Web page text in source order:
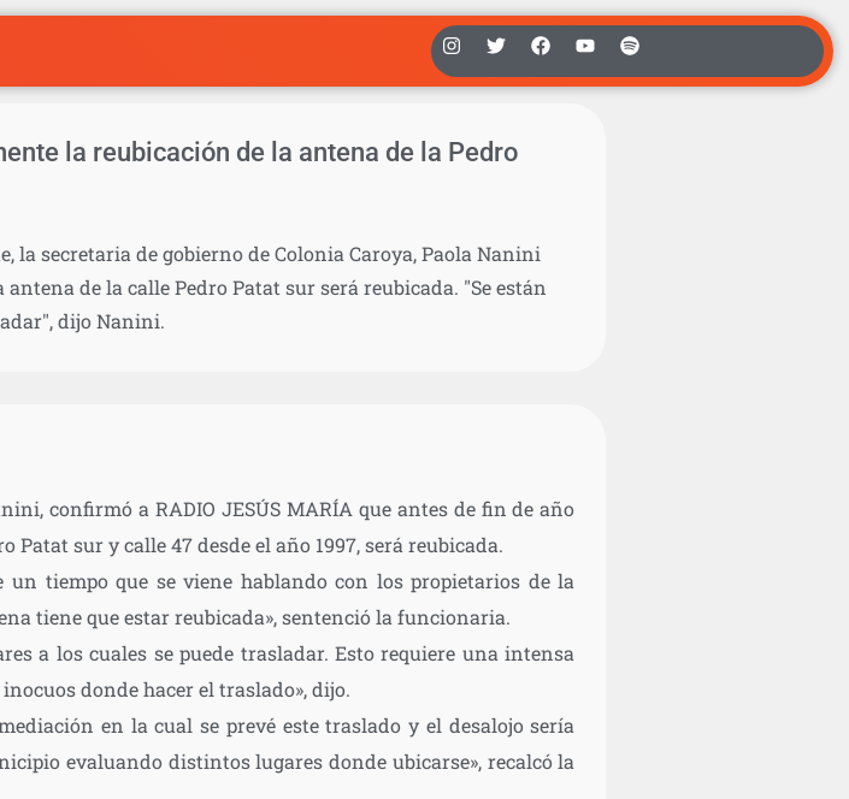
la reubicación de la antena de la Pedro
secretaria de gobierno de Colonia Caroya, Paola Nanini
de la calle Pedro Patat sur será reubicada. "Se están
dijo Nanini.
confirmó a RADIO JESÚS MARÍA que antes de fin de año
Patat sur y calle 47 desde el año 1997, será reubicada.
tiempo que se viene hablando con los propietarios de la
tiene que estar reubicada», sentenció la funcionaria.
a los cuales se puede trasladar. Esto requiere una intensa
donde hacer el traslado», dijo.
en la cual se prevé este traslado y el desalojo sería
evaluando distintos lugares donde ubicarse», recalcó la